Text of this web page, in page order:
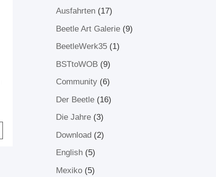
Ausfahrten (17)
Beetle Art Galerie (9)
BeetleWerk35 (1)
BSTtoWOB (9)
Community (6)
Der Beetle (16)
Die Jahre (3)
Download (2)
English (5)
Mexiko (5)